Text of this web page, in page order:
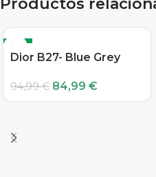
Productos
-11%
Dior B27- Blue Grey
94,99€ 84,99 €